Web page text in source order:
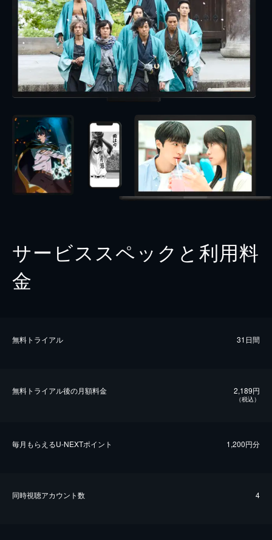
サービススペックと利用料
金
無料トライアル 31日間
無料トライアル後の⽉額料金 2,189円
（税込）
毎⽉もらえるU-NEXTポイント 1,200円分
同時視聴アカウント数 4